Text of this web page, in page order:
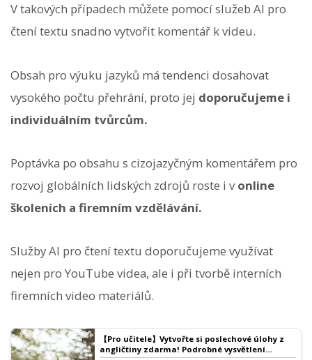
V takových případech můžete pomocí služeb AI pro
čtení textu snadno vytvořit komentář k videu.
Obsah pro výuku jazyků má tendenci dosahovat
vysokého počtu přehrání, proto jej doporučujeme i
individuálním tvůrcům.
Poptávka po obsahu s cizojazyčným komentářem pro
rozvoj globálních lidských zdrojů roste i vonline
školeních a firemním vzdělávání.
Služby AI pro čtení textu doporučujeme využívat
nejen pro YouTube videa, ale i při tvorbě interních
firemních video materiálů.
【Pro učitele】Vytvořte si poslechové úlohy z
angličtiny zdarma! Podrobné vysvětlení